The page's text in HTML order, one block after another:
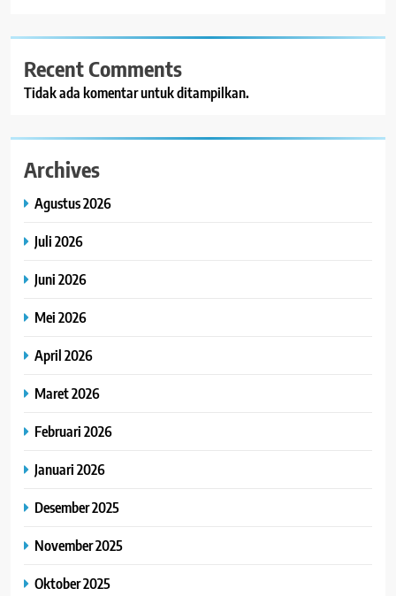
Recent Comments
Tidak ada komentar untuk ditampilkan.
Archives
Agustus 2026
Juli 2026
Juni 2026
Mei 2026
April 2026
Maret 2026
Februari 2026
Januari 2026
Desember 2025
November 2025
Oktober 2025